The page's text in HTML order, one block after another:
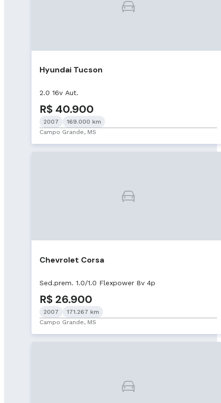
Hyundai Tucson
2.0 16v Aut.
R$ 40.900
2007
169.000 km
Campo Grande, MS
Chevrolet Corsa
Sed.prem. 1.0/1.0 Flexpower 8v 4p
R$ 26.900
2007
171.267 km
Campo Grande, MS